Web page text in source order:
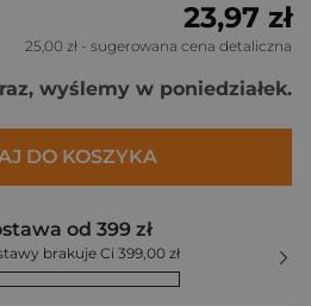
23,97 zł
25,00 zł - sugerowana cena detaliczna
wyślemy w poniedziałek.
DO KOSZYKA
od 399 zł
brakuje Ci 399,00 zł